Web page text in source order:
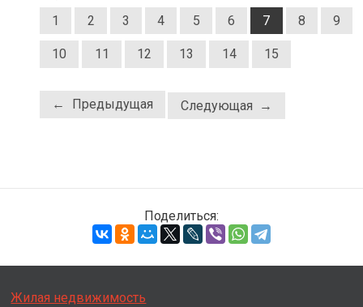
1 2 3 4 5 6 7 8 9
10 11 12 13 14 15
← Предыдущая Следующая →
Поделиться:
Жилая недвижимость